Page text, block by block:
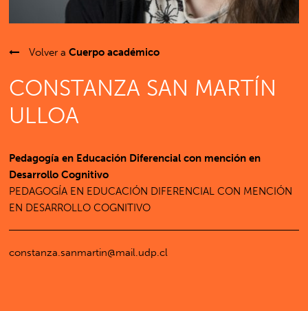
Volver aCuerpo académico
CONSTANZA SAN MARTÍN
ULLOA
Pedagogía en Educación Diferencial con mención en
Desarrollo Cognitivo
PEDAGOGÍA EN EDUCACIÓN DIFERENCIAL CON MENCIÓN
EN DESARROLLO COGNITIVO
constanza.sanmartin@mail.udp.cl